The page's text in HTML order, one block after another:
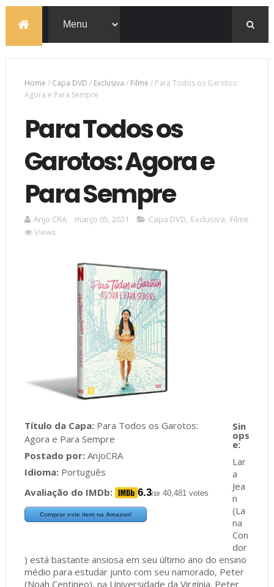
Home / Capa DVD / Exclusiva / Filme / Para Todos os Garotos:
Agora e Para Sempre
Para Todos os
Garotos: Agora e
Para Sempre
Anjo CRA março 05, 2021 Capa DVD, Exclusiva, Filme
Views
Título da Capa:Para Todos os Garotos:
Agora e Para Sempre
Postado por:AnjoCRA
Idioma:Português
Avaliação do IMDb:
6.3/10 40,481 votes
Comprar este item na Amazon!
Lar
a
Jea
n
(La
na
Con
dor
) está bastante ansiosa em seu último ano do ensino
médio para estudar junto com seu namorado, Peter
(Noah Centineo), na Universidade da Virgínia. Peter